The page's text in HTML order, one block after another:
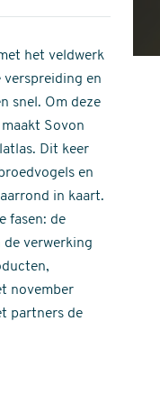
het veldwerk
verspreiding en
snel. Om deze
Sovon
Dit keer
en
in kaart.
fasen: de
verwerking
november
partners de